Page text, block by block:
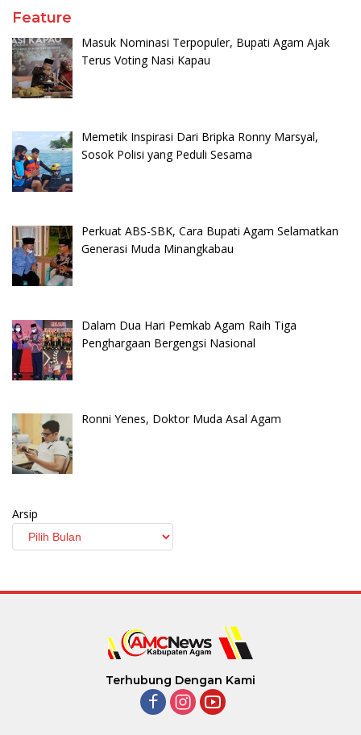
Feature
Masuk Nominasi Terpopuler, Bupati Agam Ajak
Terus Voting Nasi Kapau
Memetik Inspirasi Dari Bripka Ronny Marsyal,
Sosok Polisi yang Peduli Sesama
Perkuat ABS-SBK, Cara Bupati Agam Selamatkan
Generasi Muda Minangkabau
Dalam Dua Hari Pemkab Agam Raih Tiga
Penghargaan Bergengsi Nasional
Ronni Yenes, Doktor Muda Asal Agam
Arsip
Terhubung Dengan Kami